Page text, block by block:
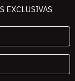
EXCLUSIVAS